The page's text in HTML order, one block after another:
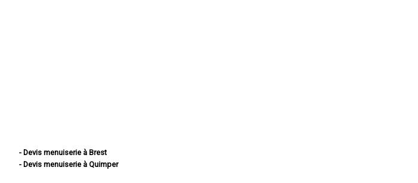
- Devis menuiserie à Brest
- Devis menuiserie à Quimper